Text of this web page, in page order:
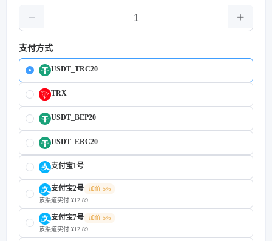
支付方式
USDT_TRC20
TRX
USDT_BEP20
USDT_ERC20
支付宝1号
支付宝2号
加价 5%
该渠道实付 ¥12.89
支付宝7号
加价 5%
该渠道实付 ¥12.89